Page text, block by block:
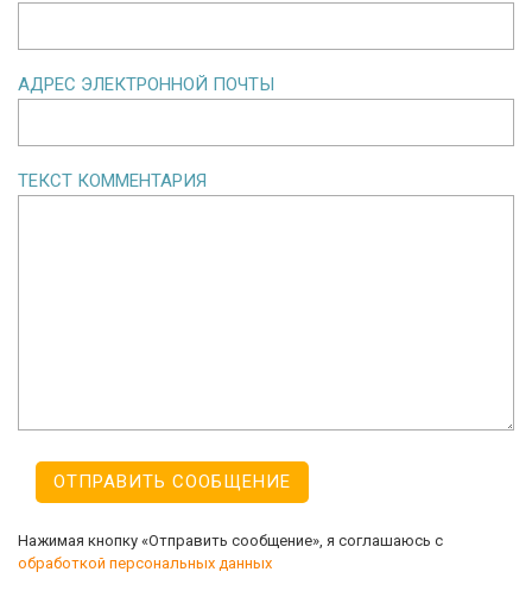
АДРЕС ЭЛЕКТРОННОЙ ПОЧТЫ
ТЕКСТ КОММЕНТАРИЯ
Нажимая кнопку «Отправить сообщение», я соглашаюсь с
обработкой персональных данных